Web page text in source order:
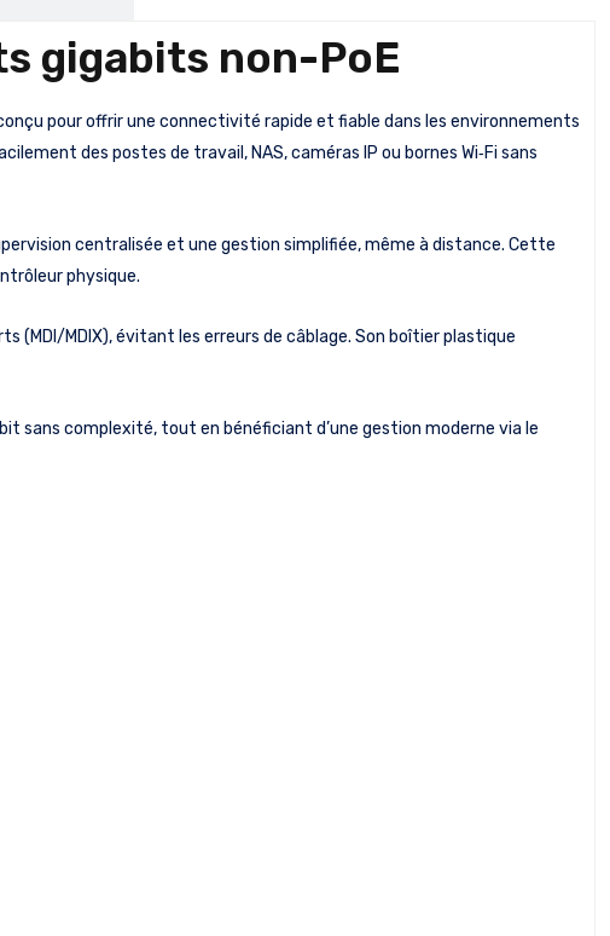
gigabits non-PoE
pour offrir une connectivité rapide et fiable dans les environnements
des postes de travail, NAS, caméras IP ou bornes Wi‑Fi sans
centralisée et une gestion simplifiée, même à distance. Cette
physique.
MDIX), évitant les erreurs de câblage. Son boîtier plastique
sans complexité, tout en bénéficiant d’une gestion moderne via le